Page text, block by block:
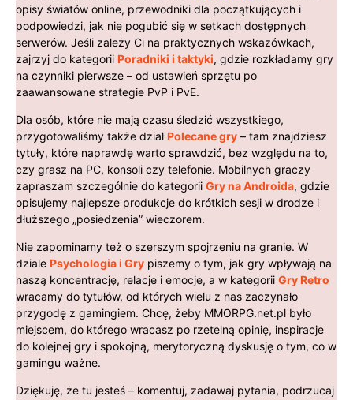
opisy światów online, przewodniki dla początkujących i
podpowiedzi, jak nie pogubić się w setkach dostępnych
serwerów. Jeśli zależy Ci na praktycznych wskazówkach,
zajrzyj do kategorii Poradniki i taktyki, gdzie rozkładamy gry
na czynniki pierwsze – od ustawień sprzętu po
zaawansowane strategie PvP i PvE.
Dla osób, które nie mają czasu śledzić wszystkiego,
przygotowaliśmy także działPolecane gry – tam znajdziesz
tytuły, które naprawdę warto sprawdzić, bez względu na to,
czy grasz na PC, konsoli czy telefonie. Mobilnych graczy
zapraszam szczególnie do kategorii Gry na Androida, gdzie
opisujemy najlepsze produkcje do krótkich sesji w drodze i
dłuższego „posiedzenia” wieczorem.
Nie zapominamy też o szerszym spojrzeniu na granie. W
dziale Psychologia i Gry piszemy o tym, jak gry wpływają na
naszą koncentrację, relacje i emocje, a w kategorii Gry Retro
wracamy do tytułów, od których wielu z nas zaczynało
przygodę z gamingiem. Chcę, żeby MMORPG.net.pl było
miejscem, do którego wracasz po rzetelną opinię, inspiracje
do kolejnej gry i spokojną, merytoryczną dyskusję o tym, co w
gamingu ważne.
Dziękuję, że tu jesteś – komentuj, zadawaj pytania, podrzucaj